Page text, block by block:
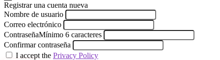
Registrar una cuenta nueva
Nombre de usuario
Correo electrónico
ContraseñaMínimo 6 caracteres
Confirmar contraseña
I accept the Privacy Policy